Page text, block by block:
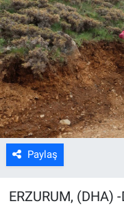
Paylaş
ERZURUM, (DHA)
Yaşam
Kültür Sanat
Bilim ve
Genel